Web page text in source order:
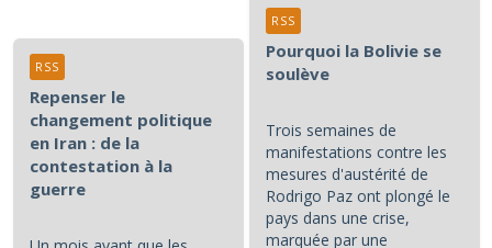
Pourquoi la Bolivie se
soulève
Trois semaines de
manifestations contre les
mesures d'austérité de
Rodrigo Paz ont plongé le
pays dans une crise,
marquée par une
RSS
Repenser le
changement politique
en Iran : de la
contestation à la
guerre
RSS